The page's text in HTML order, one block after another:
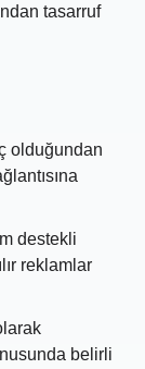
tasarruf
olduğundan
destekli
reklamlar
belirli